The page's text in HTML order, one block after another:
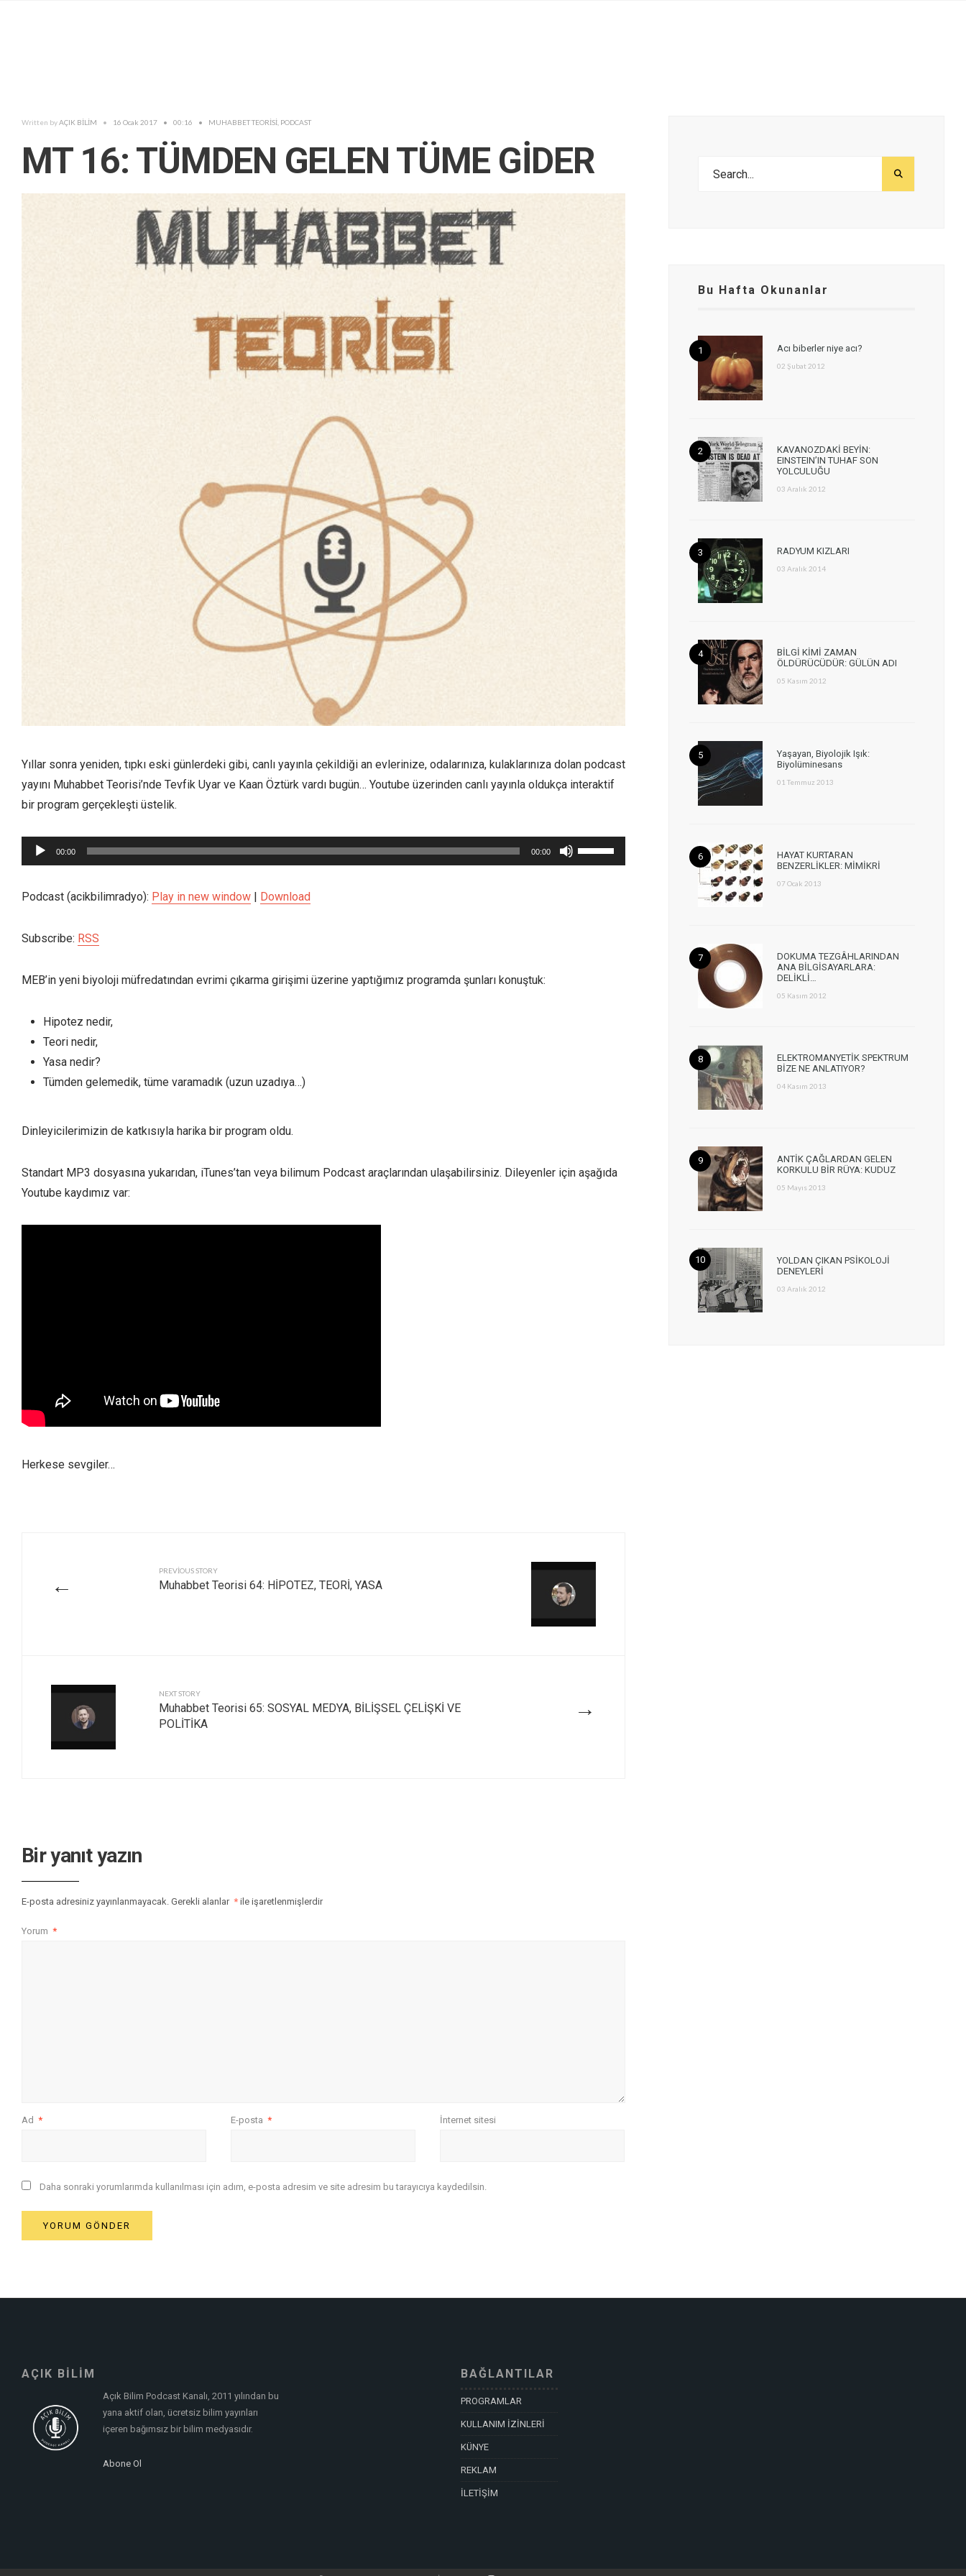
Written byAÇIK BİLİM • 16 Ocak 2017 • 00:16 • MUHABBET TEORİSİ PODCAST
MT 16: TÜMDEN GELEN TÜME GİDER
Yıllar sonra yeniden, tıpkı eski günlerdeki gibi, canlı yayınla çekildiği an evlerinize, odalarınıza, kulaklarınıza dolan podcast
yayını Muhabbet Teorisi’nde Tevfik Uyar ve Kaan Öztürk vardı bugün… Youtube üzerinden canlı yayınla oldukça interaktif
bir program gerçekleşti üstelik.
Ses
oynatıcı
00:00 00:00
Yukarı/aşağı
tuşları
Podcast (acikbilimradyo): Play in new window | Download
Subscribe: RSS
MEB’in yeni biyoloji müfredatından evrimi çıkarma girişimi üzerine yaptığımız programda şunları konuştuk:
Hipotez nedir,
Teori nedir,
Yasa nedir?
Tümden gelemedik, tüme varamadık (uzun uzadıya…)
Dinleyicilerimizin de katkısıyla harika bir program oldu.
Standart MP3 dosyasına yukarıdan, iTunes’tan veya bilimum Podcast araçlarından ulaşabilirsiniz. Dileyenler için aşağıda
Youtube kaydımız var:
Herkese sevgiler…
←
PREVIOUS STORY
Muhabbet Teorisi 64: HİPOTEZ, TEORİ, YASA
→
NEXT STORY
Muhabbet Teorisi 65: SOSYAL MEDYA, BİLİŞSEL ÇELİŞKİ VE
POLİTİKA
Bir yanıt yazın
E-posta adresiniz yayınlanmayacak. Gerekli alanlar * ile işaretlenmişlerdir
Yorum *
Ad * E-posta * İnternet sitesi
Daha sonraki yorumlarımda kullanılması için adım, e-posta adresim ve site adresim bu tarayıcıya kaydedilsin.
Bu Hafta Okunanlar
Acı biberler niye acı?
02 Şubat 2012
KAVANOZDAKİ BEYİN:
EINSTEIN’IN TUHAF SON
YOLCULUĞU
03 Aralık 2012
RADYUM KIZLARI
03 Aralık 2014
BİLGİ KİMİ ZAMAN
ÖLDÜRÜCÜDÜR: GÜLÜN ADI
05 Kasım 2012
Yaşayan, Biyolojik Işık:
Biyolüminesans
01 Temmuz 2013
HAYAT KURTARAN
BENZERLİKLER: MİMİKRİ
07 Ocak 2013
DOKUMA TEZGÂHLARINDAN
ANA BİLGİSAYARLARA:
DELİKLİ…
05 Kasım 2012
ELEKTROMANYETİK SPEKTRUM
BİZE NE ANLATIYOR?
04 Kasım 2013
ANTİK ÇAĞLARDAN GELEN
KORKULU BİR RÜYA: KUDUZ
05 Mayıs 2013
YOLDAN ÇIKAN PSİKOLOJİ
DENEYLERİ
03 Aralık 2012
AÇIK BİLİM
Açık Bilim Podcast Kanalı, 2011 yılından bu
yana aktif olan, ücretsiz bilim yayınları
içeren bağımsız bir bilim medyasıdır.
Abone Ol
BAĞLANTILAR
PROGRAMLAR
KULLANIM İZİNLERİ
KÜNYE
REKLAM
İLETİŞİM